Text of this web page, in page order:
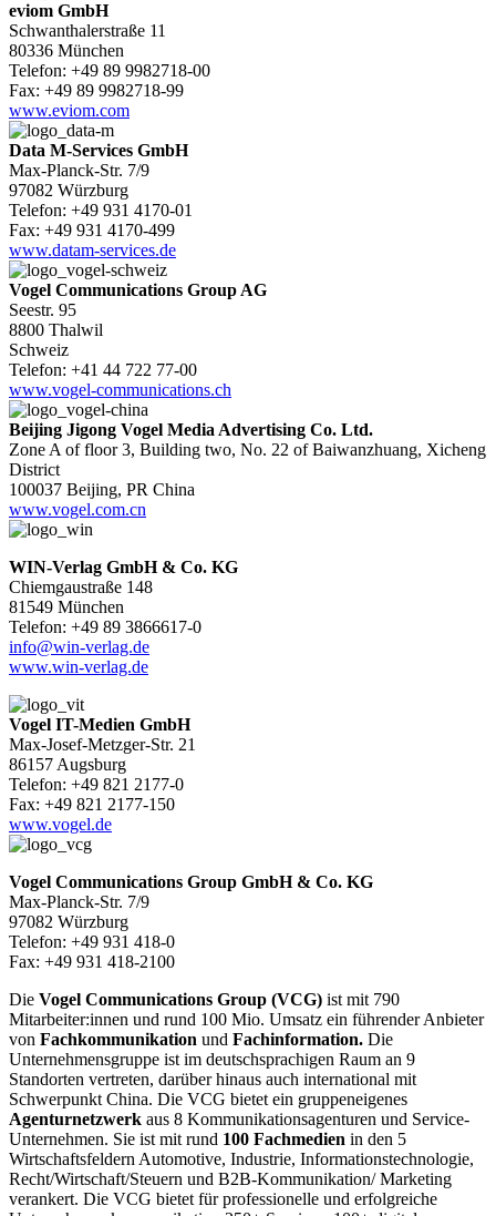
eviom GmbH
Schwanthalerstraße 11
80336 München
Telefon: +49 89 9982718-00
Fax: +49 89 9982718-99
www.eviom.com
Data M-Services GmbH
Max-Planck-Str. 7/9
97082 Würzburg
Telefon: +49 931 4170-01
Fax: +49 931 4170-499
www.datam-services.de
Vogel Communications Group AG
Seestr. 95
8800 Thalwil
Schweiz
Telefon: +41 44 722 77-00
www.vogel-communications.ch
Beijing Jigong Vogel Media Advertising Co. Ltd.
Zone A of floor 3, Building two, No. 22 of Baiwanzhuang, Xicheng
District
100037 Beijing, PR China
www.vogel.com.cn
WIN-Verlag GmbH & Co. KG
Chiemgaustraße 148
81549 München
Telefon: +49 89 3866617-0
info@win-verlag.de
www.win-verlag.de
Vogel IT-Medien GmbH
Max-Josef-Metzger-Str. 21
86157 Augsburg
Telefon: +49 821 2177-0
Fax: +49 821 2177-150
www.vogel.de
Vogel Communications Group GmbH & Co. KG
Max-Planck-Str. 7/9
97082 Würzburg
Telefon: +49 931 418-0
Fax: +49 931 418-2100
Die Vogel Communications Group (VCG) ist mit 790
Mitarbeiter:innen und rund 100 Mio. Umsatz ein führender Anbieter
von Fachkommunikation und Fachinformation. Die
Unternehmensgruppe ist im deutschsprachigen Raum an 9
Standorten vertreten, darüber hinaus auch international mit
Schwerpunkt China. Die VCG bietet ein gruppeneigenes
Agenturnetzwerk aus 8 Kommunikationsagenturen und Service-
Unternehmen. Sie ist mit rund 100 Fachmedien in den 5
Wirtschaftsfeldern Automotive, Industrie, Informationstechnologie,
Recht/Wirtschaft/Steuern und B2B-Kommunikation/ Marketing
verankert. Die VCG bietet für professionelle und erfolgreiche